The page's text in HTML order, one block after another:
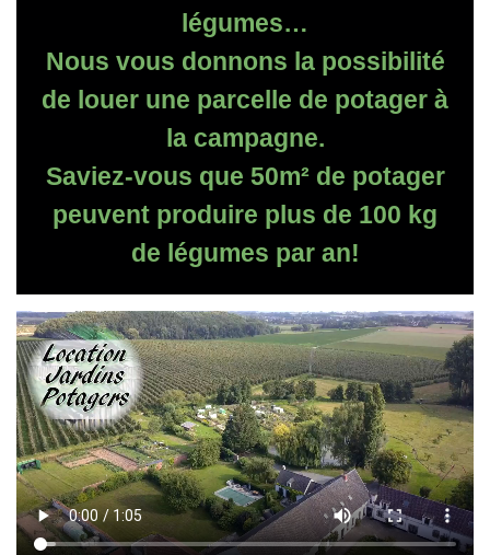
légumes…
Nous vous donnons la possibilité
de louer une parcelle de potager à
la campagne.
Saviez-vous que 50m² de potager
peuvent produire plus de 100 kg
de légumes par an!